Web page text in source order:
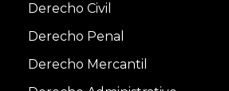
Derecho Civil
Derecho Penal
Derecho Mercantil